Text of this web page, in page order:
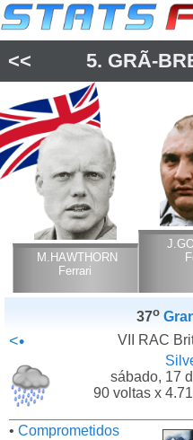
<< 5. GRÃ-
M.HAWTHORN
Ferrari
37o
<• VII RAC
sábado, 17
90 voltas x
• Comprometidos